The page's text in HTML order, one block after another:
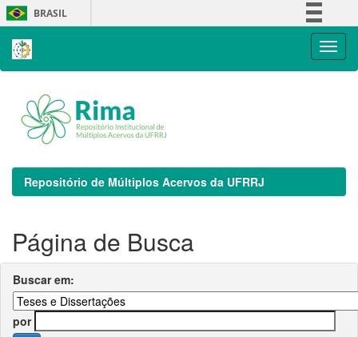
Skip
navigation
BRASIL
Repositório de Múltiplos Acervos da UFRRJ
Página de Busca
Buscar em:
por